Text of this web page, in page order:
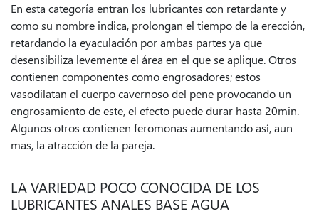
En esta categoría entran los lubricantes con retardante y
como su nombre indica, prolongan el tiempo de la erección,
retardando la eyaculación por ambas partes ya que
desensibiliza levemente el área en el que se aplique. Otros
contienen componentes como engrosadores; estos
vasodilatan el cuerpo cavernoso del pene provocando un
engrosamiento de este, el efecto puede durar hasta 20min.
Algunos otros contienen feromonas aumentando así, aun
mas, la atracción de la pareja.
LA VARIEDAD POCO CONOCIDA DE LOS
LUBRICANTES ANALES BASE AGUA